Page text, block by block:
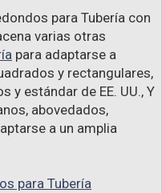
para Tubería con
varias otras
para adaptarse a
y rectangulares,
y estándar de EE. UU., Y
abovedados,
a un amplia
para Tubería